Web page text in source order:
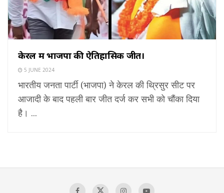
केरल में भाजपा की ऐतिहासिक जीत।
5 JUNE 2024
भारतीय जनता पार्टी (भाजपा) ने केरल की थ्रिसुर सीट पर
आजादी के बाद पहली बार जीत दर्ज कर सभी को चौंका दिया
है। ...